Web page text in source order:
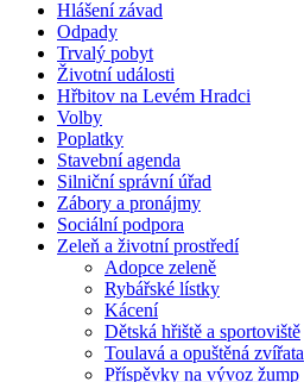
Hlášení závad
Odpady
Trvalý pobyt
Životní události
Hřbitov na Levém Hradci
Volby
Poplatky
Stavební agenda
Silniční správní úřad
Zábory a pronájmy
Sociální podpora
Zeleň a životní prostředí
Adopce zeleně
Rybářské lístky
Kácení
Dětská hřiště a sportoviště
Toulavá a opuštěná zvířata
Příspěvky na vývoz žump